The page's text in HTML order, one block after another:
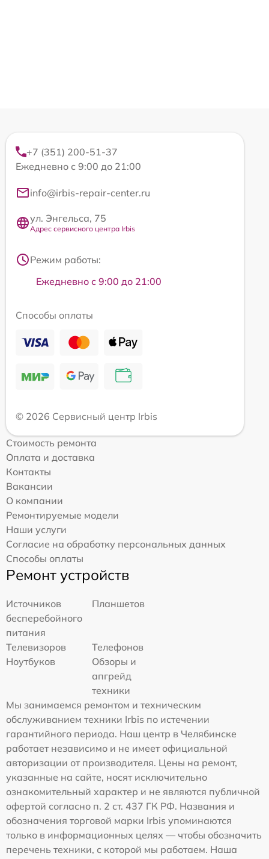
+7 (351) 200-51-37
Ежедневно с 9:00 до 21:00
info@irbis-repair-center.ru
ул. Энгельса, 75
Адрес сервисного центра Irbis
Режим работы:
Ежедневно с 9:00 до 21:00
Способы оплаты
© 2026 Сервисный центр Irbis
Стоимость ремонта
Оплата и доставка
Контакты
Вакансии
О компании
Ремонтируемые модели
Наши услуги
Согласие на обработку персональных данных
Способы оплаты
Ремонт устройств
Источников
бесперебойного
питания
Планшетов
Телевизоров
Телефонов
Ноутбуков
Обзоры и
апгрейд
техники
Мы занимаемся ремонтом и техническим
обслуживанием техники Irbis по истечении
гарантийного периода. Наш центр в Челябинске
работает независимо и не имеет официальной
авторизации от производителя. Цены на ремонт,
указанные на сайте, носят исключительно
ознакомительный характер и не являются публичной
офертой согласно п. 2 ст. 437 ГК РФ. Названия и
обозначения торговой марки Irbis упоминаются
только в информационных целях — чтобы обозначить
перечень техники, с которой мы работаем. Наша